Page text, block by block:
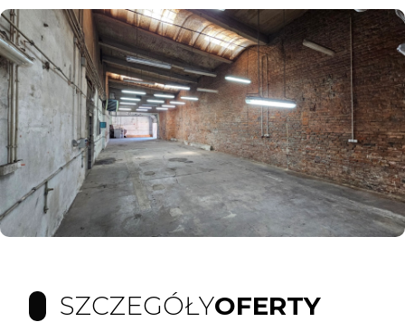
SZCZEGÓŁYOFERTY